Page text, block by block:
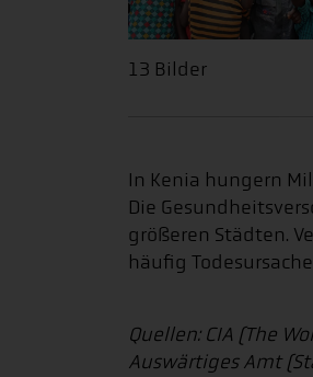
13 Bilder
In Kenia hungern
Die
größeren Städten.
häufig
Quellen: CIA (The
Auswärtiges Amt